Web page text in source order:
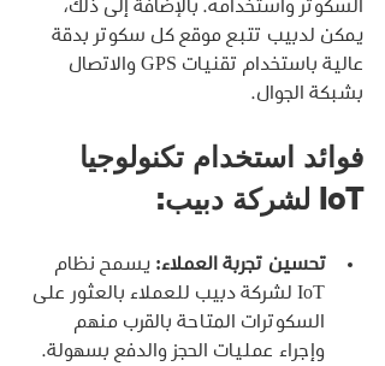
السكوتر واستخدامه. بالإضافة إلى ذلك،
يمكن لدبيب تتبع موقع كل سكوتر بدقة
عالية باستخدام تقنيات GPS والاتصال
بشبكة الجوال.
فوائد استخدام تكنولوجيا
IoT لشركة دبيب:
تحسين تجربة العملاء: يسمح نظام
IoT لشركة دبيب للعملاء بالعثور على
السكوترات المتاحة بالقرب منهم
وإجراء عمليات الحجز والدفع بسهولة.